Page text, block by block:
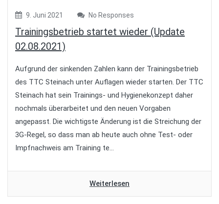
9. Juni 2021 No Responses
Trainingsbetrieb startet wieder (Update
02.08.2021)
Aufgrund der sinkenden Zahlen kann der Trainingsbetrieb
des TTC Steinach unter Auflagen wieder starten. Der TTC
Steinach hat sein Trainings- und Hygienekonzept daher
nochmals überarbeitet und den neuen Vorgaben
angepasst. Die wichtigste Änderung ist die Streichung der
3G-Regel, so dass man ab heute auch ohne Test- oder
Impfnachweis am Training te...
Weiterlesen